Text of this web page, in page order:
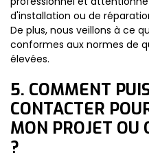
d'installation ou de
De plus, nous veillons à ce
conformes aux normes de
élevées.
5. COMMENT
CONTACTER
MON PROJET OU
?